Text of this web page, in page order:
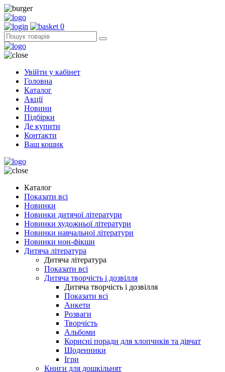
0
Увійти у кабінет
Головна
Каталог
Акції
Новини
Підбірки
Де купити
Контакти
Ваш кошик
Каталог
Показати всі
Новинки
Новинки дитячої літератури
Новинки художньої літератури
Новинки навчальної літератури
Новинки нон-фікшн
Дитяча література
Дитяча література
Показати всі
Дитяча творчість і дозвілля
Дитяча творчість і дозвілля
Показати всі
Анкети
Розваги
Творчість
Альбоми
Корисні поради для хлопчиків та дівчат
Щоденники
Ігри
Книги для дошкільнят